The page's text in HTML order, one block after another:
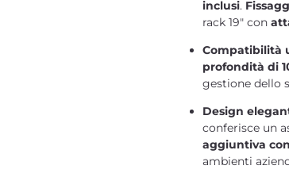
inclusi.
rack 19" con
Compatibilità
profondità di
gestione dello
Design
conferisce un
aggiuntiva
ambienti